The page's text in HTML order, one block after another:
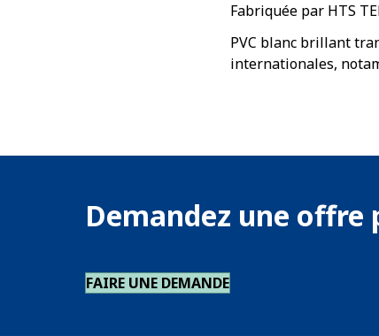
Fabriquée par HTS
PVC blanc brillant
internationales,
Demandez une
FAIRE UNE DEMANDE